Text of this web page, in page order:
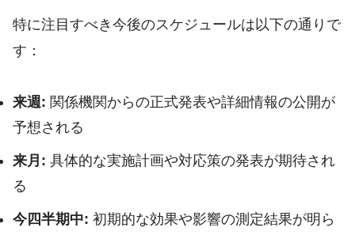
特に注目すべき今後のスケジュールは以下の通りで
す：
来週: 関係機関からの正式発表や詳細情報の公開が
予想される
来月: 具体的な実施計画や対応策の発表が期待され
る
今四半期中: 初期的な効果や影響の測定結果が明ら